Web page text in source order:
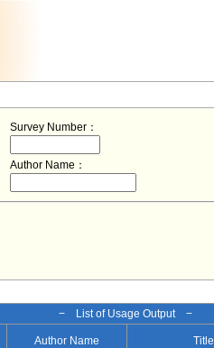
Survey Number：
Author Name：
− List of Usage Output −
Author Name